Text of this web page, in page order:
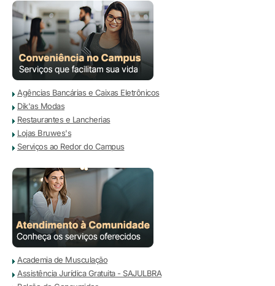
Agências Bancárias e Caixas Eletrônicos
Dik'as Modas
Restaurantes e Lancherias
Lojas Bruwes's
Serviços ao Redor do Campus
Academia de Musculação
Assistência Jurídica Gratuita - SAJULBRA